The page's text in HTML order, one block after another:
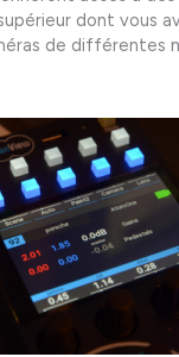
dont vous
de différentes